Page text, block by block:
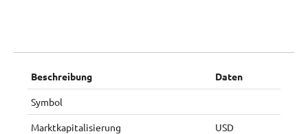
Beschreibung Daten
Symbol
Marktkapitalisierung USD